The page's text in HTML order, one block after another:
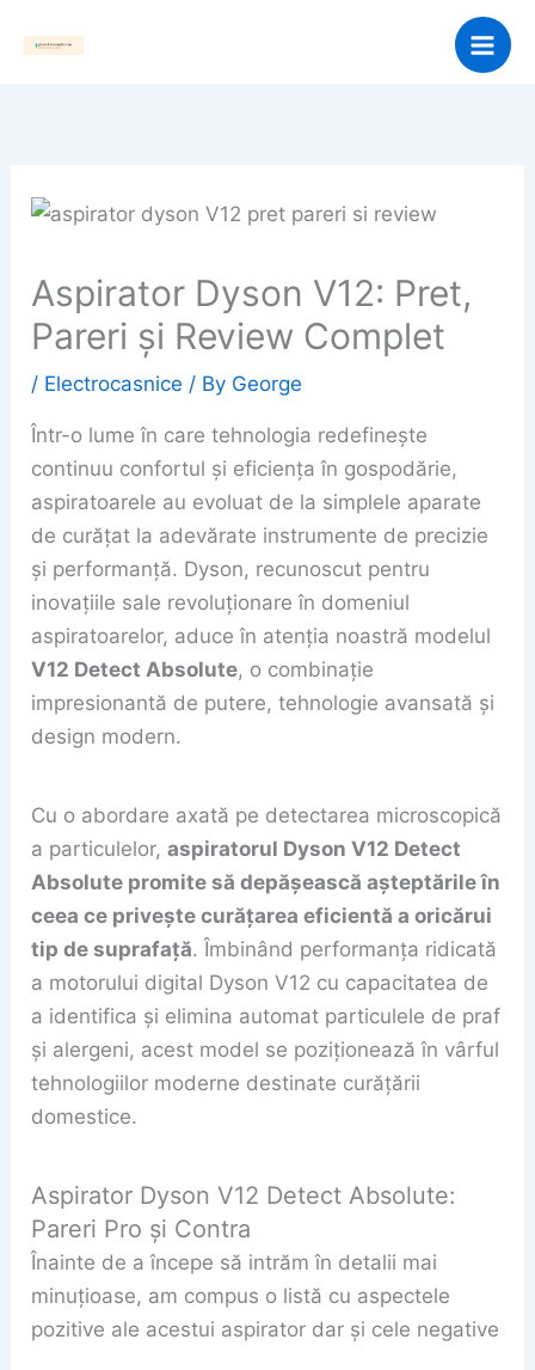
Aspirator Dyson V12: Pret,
Pareri și Review Complet
/ Electrocasnice / By George
Într-o lume în care tehnologia redefinește
continuu confortul și eficiența în gospodărie,
aspiratoarele au evoluat de la simplele aparate
de curățat la adevărate instrumente de precizie
și performanță. Dyson, recunoscut pentru
inovațiile sale revoluționare în domeniul
aspiratoarelor, aduce în atenția noastră modelul
V12 Detect Absolute, o combinație
impresionantă de putere, tehnologie avansată și
design modern.
Cu o abordare axată pe detectarea microscopică
a particulelor,aspiratorul Dyson V12 Detect
Absolute promite să depășească așteptările în
ceea ce privește curățarea eficientă a oricărui
tip de suprafață. Îmbinând performanța ridicată
a motorului digital Dyson V12 cu capacitatea de
a identifica și elimina automat particulele de praf
și alergeni, acest model se poziționează în vârful
tehnologiilor moderne destinate curățării
domestice.
Aspirator Dyson V12 Detect Absolute:
Pareri Pro și Contra
Înainte de a începe să intrăm în detalii mai
minuțioase, am compus o listă cu aspectele
pozitive ale acestui aspirator dar și cele negative